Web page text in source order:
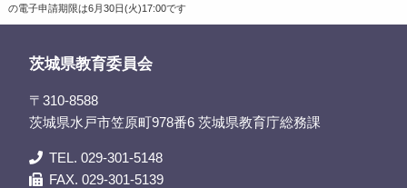
の電子申請期限は6月30日(火)17:00です
茨城県教育委員会
〒310-8588
茨城県水戸市笠原町978番6 茨城県教育庁総務課
TEL. 029-301-5148
FAX. 029-301-5139